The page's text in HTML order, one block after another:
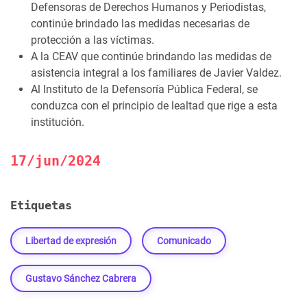
Defensoras de Derechos Humanos y Periodistas,
continúe brindado las medidas necesarias de
protección a las víctimas.
A la CEAV que continúe brindando las medidas de
asistencia integral a los familiares de Javier Valdez.
Al Instituto de la Defensoría Pública Federal, se
conduzca con el principio de lealtad que rige a esta
institución.
17/jun/2024
Etiquetas
Libertad de expresión Comunicado
Gustavo Sánchez Cabrera